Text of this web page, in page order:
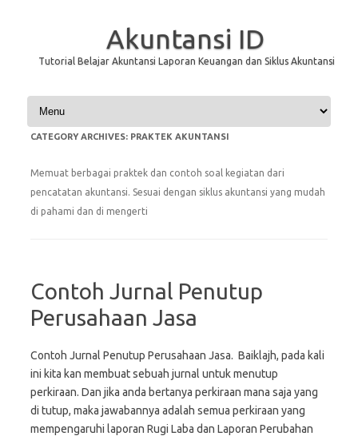
Akuntansi ID
Tutorial Belajar Akuntansi Laporan Keuangan dan Siklus Akuntansi
Skip to content
CATEGORY ARCHIVES: PRAKTEK AKUNTANSI
Memuat berbagai praktek dan contoh soal kegiatan dari
pencatatan akuntansi. Sesuai dengan siklus akuntansi yang mudah
di pahami dan di mengerti
Contoh Jurnal Penutup
Perusahaan Jasa
Contoh Jurnal Penutup Perusahaan Jasa. Baiklajh, pada kali
ini kita kan membuat sebuah jurnal untuk menutup
perkiraan. Dan jika anda bertanya perkiraan mana saja yang
di tutup, maka jawabannya adalah semua perkiraan yang
mempengaruhi laporan Rugi Laba dan Laporan Perubahan